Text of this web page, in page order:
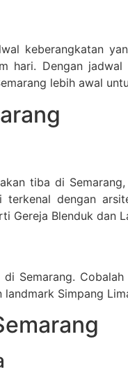
keberangkatan
hari. Dengan
lebih awal
tiba di
terkenal dengan
Gereja Blenduk dan
Semarang.
Simpang